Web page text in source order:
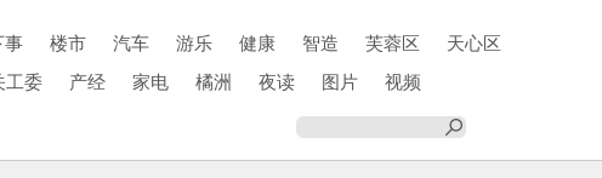
事 楼市 汽车 游乐 健康 智造 芙蓉区
天心区
工委 产经 家电 橘洲 夜读 图片
视频